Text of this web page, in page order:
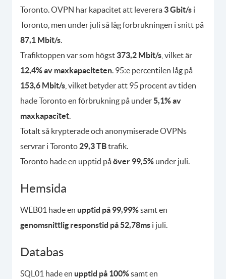
Toronto. OVPN har kapacitet att leverera 3 Gbit/s i
Toronto, men under juli så låg förbrukningen i snitt på
87,1 Mbit/s.
Trafiktoppen var som högst 373,2 Mbit/s , vilket är
12,4% av maxkapaciteten. 95:e percentilen låg på
153,6 Mbit/s , vilket betyder att 95 procent av tiden
hade Toronto en förbrukning på under5,1% av
maxkapacitet.
Totalt så krypterade och anonymiserade OVPNs
servrar i Toronto 29,3 TBtrafik.
Toronto hade en upptid påöver 99,5% under juli.
Hemsida
WEB01 hade en upptid på 99,99%samt en
genomsnittlig responstid på 52,78ms i juli.
Databas
SQL01 hade en upptid på 100%samt en